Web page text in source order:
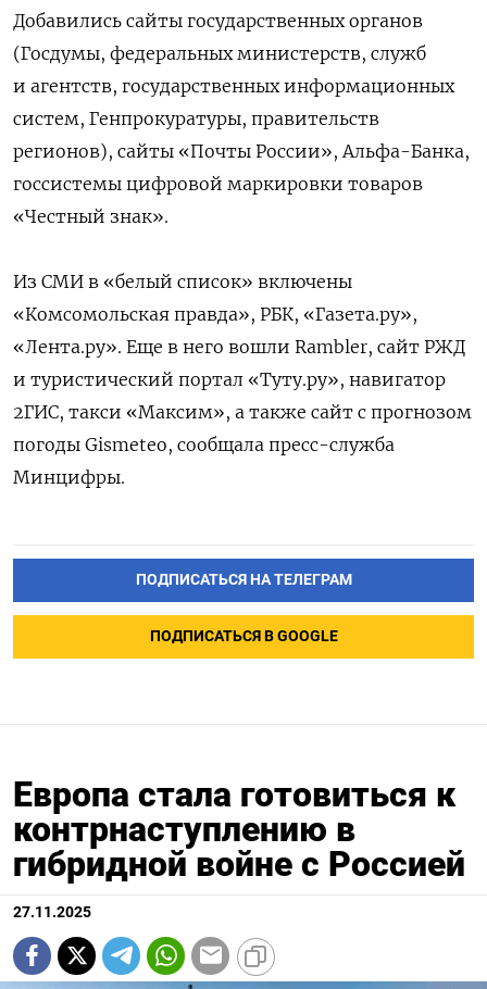
Добавились сайты государственных органов
(Госдумы, федеральных министерств, служб
и агентств, государственных информационных
систем, Генпрокуратуры, правительств
регионов), сайты «Почты России», Альфа-Банка,
госсистемы цифровой маркировки товаров
«Честный знак».
Из СМИ в «белый список» включены
«Комсомольская правда», РБК, «Газета.ру»,
«Лента.ру». Еще в него вошли Rambler, сайт РЖД
и туристический портал «Туту.ру», навигатор
2ГИС, такси «Максим», а также сайт с прогнозом
погоды Gismeteo, сообщала пресс-служба
Минцифры.
ПОДПИСАТЬСЯ НА ТЕЛЕГРАМ
ПОДПИСАТЬСЯ В GOOGLE
Европа стала готовиться к
контрнаступлению в
гибридной войне с Россией
27.11.2025